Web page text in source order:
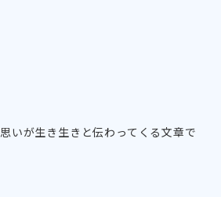
いが生き生きと伝わってくる文章で